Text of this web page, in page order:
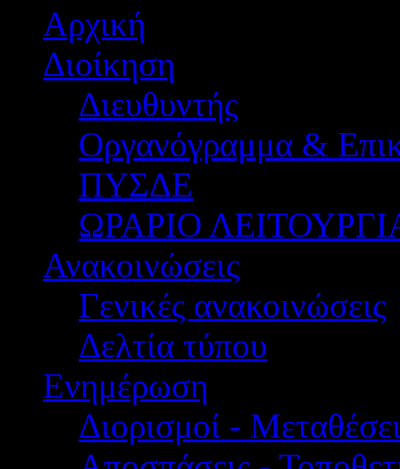
Αρχική
Διοίκηση
Διευθυντής
Οργανόγραμμα &
ΠΥΣΔΕ
ΩΡΑΡΙΟ
Ανακοινώσεις
Γενικές ανακοινώσεις
Δελτία τύπου
Ενημέρωση
Διορισμοί -